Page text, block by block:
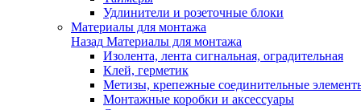
Удлинители и розеточные блоки
Материалы для монтажа
Назад Материалы для монтажа
Изолента, лента сигнальная, оградительная
Клей, герметик
Метизы, крепежные соединительные
Монтажные коробки и аксессуары